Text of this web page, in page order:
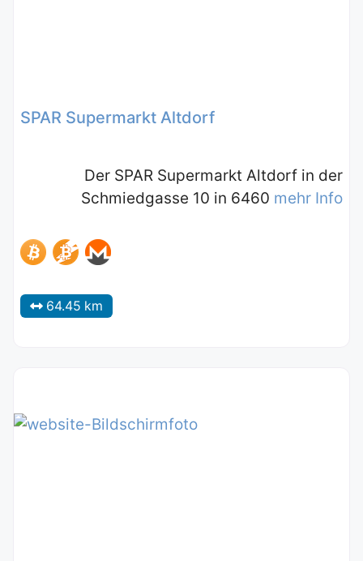
SPAR Supermarkt Altdorf
Der SPAR Supermarkt Altdorf in der
Schmiedgasse 10 in 6460 mehr Info
64.45 km